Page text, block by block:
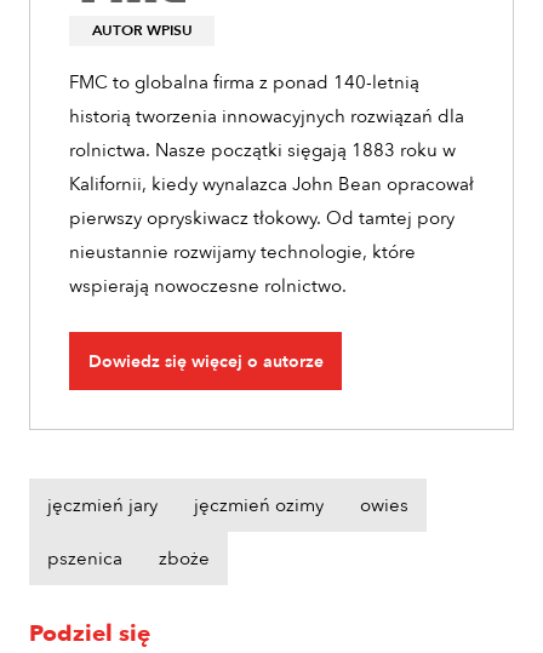
AUTOR WPISU
FMC to globalna firma z ponad 140-letnią
historią tworzenia innowacyjnych rozwiązań dla
rolnictwa. Nasze początki sięgają 1883 roku w
Kalifornii, kiedy wynalazca John Bean opracował
pierwszy opryskiwacz tłokowy. Od tamtej pory
nieustannie rozwijamy technologie, które
wspierają nowoczesne rolnictwo.
Dowiedz się więcej o autorze
jęczmień jary jęczmień ozimy owies
pszenica zboże
Podziel się